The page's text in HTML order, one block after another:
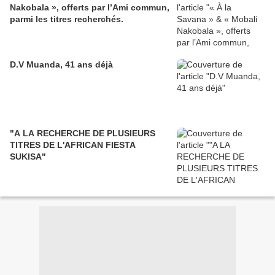
Nakobala », offerts par l’Ami commun,
parmi les titres recherchés.
D.V Muanda, 41 ans déjà
"A LA RECHERCHE DE PLUSIEURS
TITRES DE L'AFRICAN FIESTA
SUKISA"